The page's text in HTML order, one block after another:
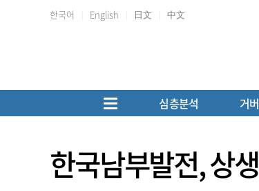
한국어 English 日文 中文
심층분석 거
한국남부발전, 상